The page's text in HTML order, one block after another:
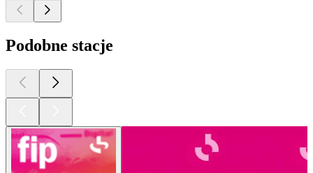
Podobne stacje